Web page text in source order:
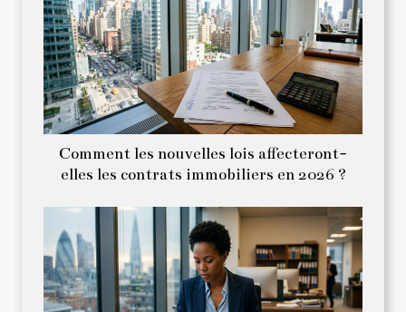
Comment les nouvelles lois affecteront-
elles les contrats immobiliers en 2026 ?